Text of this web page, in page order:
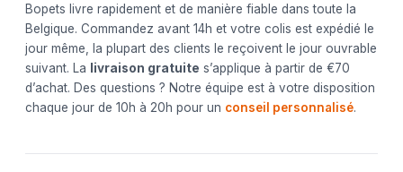
Bopets livre rapidement et de manière fiable dans toute la
Belgique. Commandez avant 14h et votre colis est expédié le
jour même, la plupart des clients le reçoivent le jour ouvrable
suivant. La
livraison gratuite s’applique à partir de €70
d’achat. Des questions ? Notre équipe est à votre disposition
chaque jour de 10h à 20h pour un conseil personnalisé.